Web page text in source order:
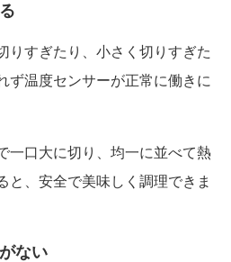
りすぎたり、小さく切りすぎた
ず温度センサーが正常に働きに
一口大に切り、均一に並べて熱
と、安全で美味しく調理できま
ない